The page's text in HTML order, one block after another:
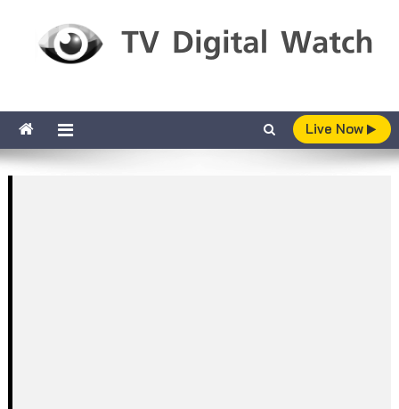
Live Now